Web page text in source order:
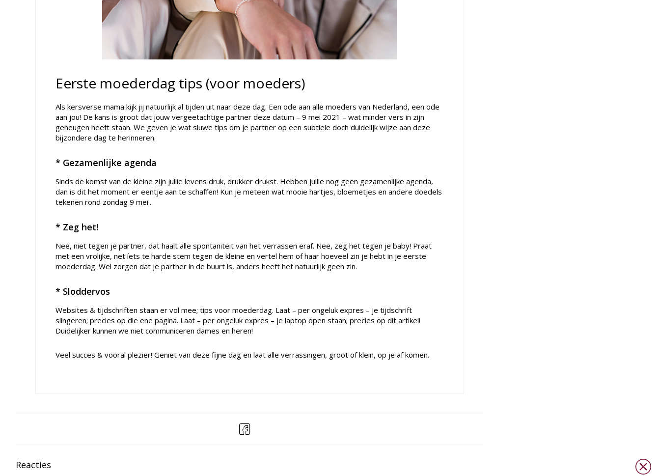
Eerste moederdag tips (voor moeders)
Als kersverse mama kijk jij natuurlijk al tijden uit naar deze dag. Een ode aan alle moeders van Nederland, een ode
aan jou! De kans is groot dat jouw vergeetachtige partner deze datum – 9 mei 2021 – wat minder vers in zijn
geheugen heeft staan. We geven je wat sluwe tips om je partner op een subtiele doch duidelijk wijze aan deze
bijzondere dag te herinneren.
* Gezamenlijke agenda
Sinds de komst van de kleine zijn jullie levens druk, drukker drukst. Hebben jullie nog geen gezamenlijke agenda,
dan is dit het moment er eentje aan te schaffen! Kun je meteen wat mooie hartjes, bloemetjes en andere doedels
tekenen rond zondag 9 mei..
* Zeg het!
Nee, niet tegen je partner, dat haalt alle spontaniteit van het verrassen eraf. Nee, zeg het tegen je baby! Praat
met een vrolijke, net íets te harde stem tegen de kleine en vertel hem of haar hoeveel zin je hebt in je eerste
moederdag. Wel zorgen dat je partner in de buurt is, anders heeft het natuurlijk geen zin.
* Sloddervos
Websites & tijdschriften staan er vol mee; tips voor moederdag. Laat – per ongeluk expres – je tijdschrift
slingeren; precies op die ene pagina. Laat – per ongeluk expres – je laptop open staan; precies op dit artikel!
Duidelijker kunnen we niet communiceren dames en heren!
Veel succes & vooral plezier! Geniet van deze fijne dag en laat alle verrassingen, groot of klein, op je af komen.
Reacties